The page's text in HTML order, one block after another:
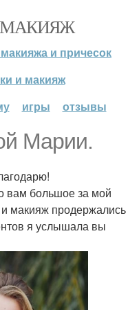
МАКИЯЖ
и причесок
и макияж
игры отзывы
Марии.
вам большое за мой
макияж продержались
я услышала вы